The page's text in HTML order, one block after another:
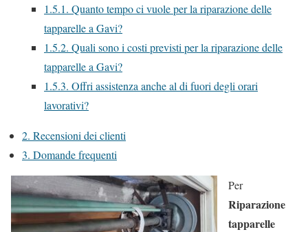
1.5.1. Quanto tempo ci vuole per la riparazione delle
tapparelle a Gavi?
1.5.2. Quali sono i costi previsti per la riparazione delle
tapparelle a Gavi?
1.5.3. Offri assistenza anche al di fuori degli orari
lavorativi?
2. Recensioni dei clienti
3. Domande frequenti
Per
Riparazione
tapparelle